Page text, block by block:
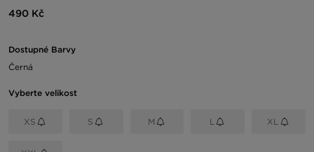
490 Kč
Dostupné Barvy
Černá
Vyberte velikost
XS S M L XL